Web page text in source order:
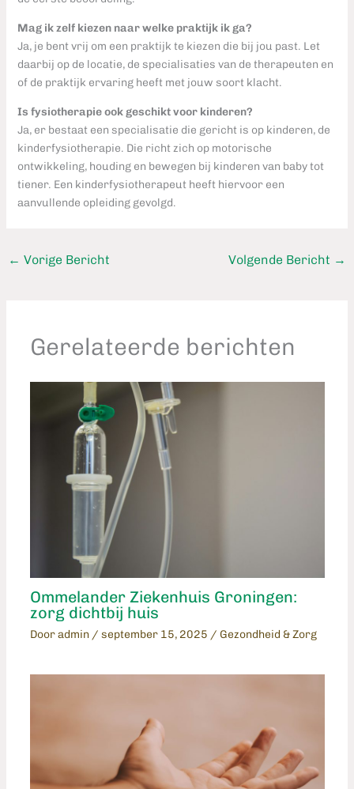
Mag ik zelf kiezen naar welke praktijk ik ga?
Ja, je bent vrij om een praktijk te kiezen die bij jou past. Let
daarbij op de locatie, de specialisaties van de therapeuten en
of de praktijk ervaring heeft met jouw soort klacht.
Is fysiotherapie ook geschikt voor kinderen?
Ja, er bestaat een specialisatie die gericht is op kinderen, de
kinderfysiotherapie. Die richt zich op motorische
ontwikkeling, houding en bewegen bij kinderen van baby tot
tiener. Een kinderfysiotherapeut heeft hiervoor een
aanvullende opleiding gevolgd.
← Vorige Bericht Volgende Bericht →
Gerelateerde berichten
Ommelander Ziekenhuis Groningen:
zorg dichtbij huis
Door admin / september 15, 2025 / Gezondheid & Zorg